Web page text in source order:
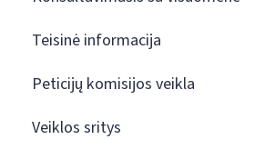
Teisinė informacija
Peticijų komisijos veikla
Veiklos sritys